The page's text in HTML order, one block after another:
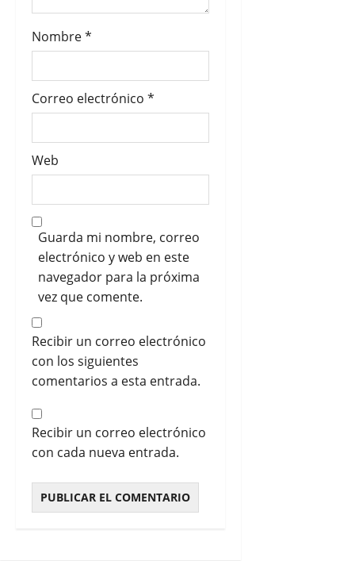
s
Nombre*
Correo electrónico *
Web
Guarda mi nombre, correo
electrónico y web en este
navegador para la próxima
vez que comente.
Recibir un correo electrónico
con los siguientes
comentarios a esta entrada.
Recibir un correo electrónico
con cada nueva entrada.